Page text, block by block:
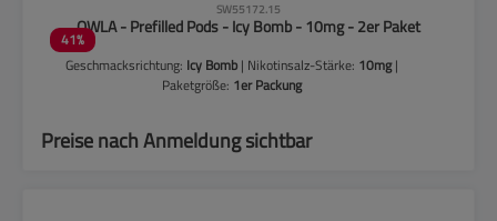
41%
SW55172.15
OWLA - Prefilled Pods - Icy Bomb - 10mg - 2er Paket
Geschmacksrichtung: Icy Bomb | Nikotinsalz-Stärke: 10mg|
Paketgröße: 1er Packung
Preise nach Anmeldung sichtbar